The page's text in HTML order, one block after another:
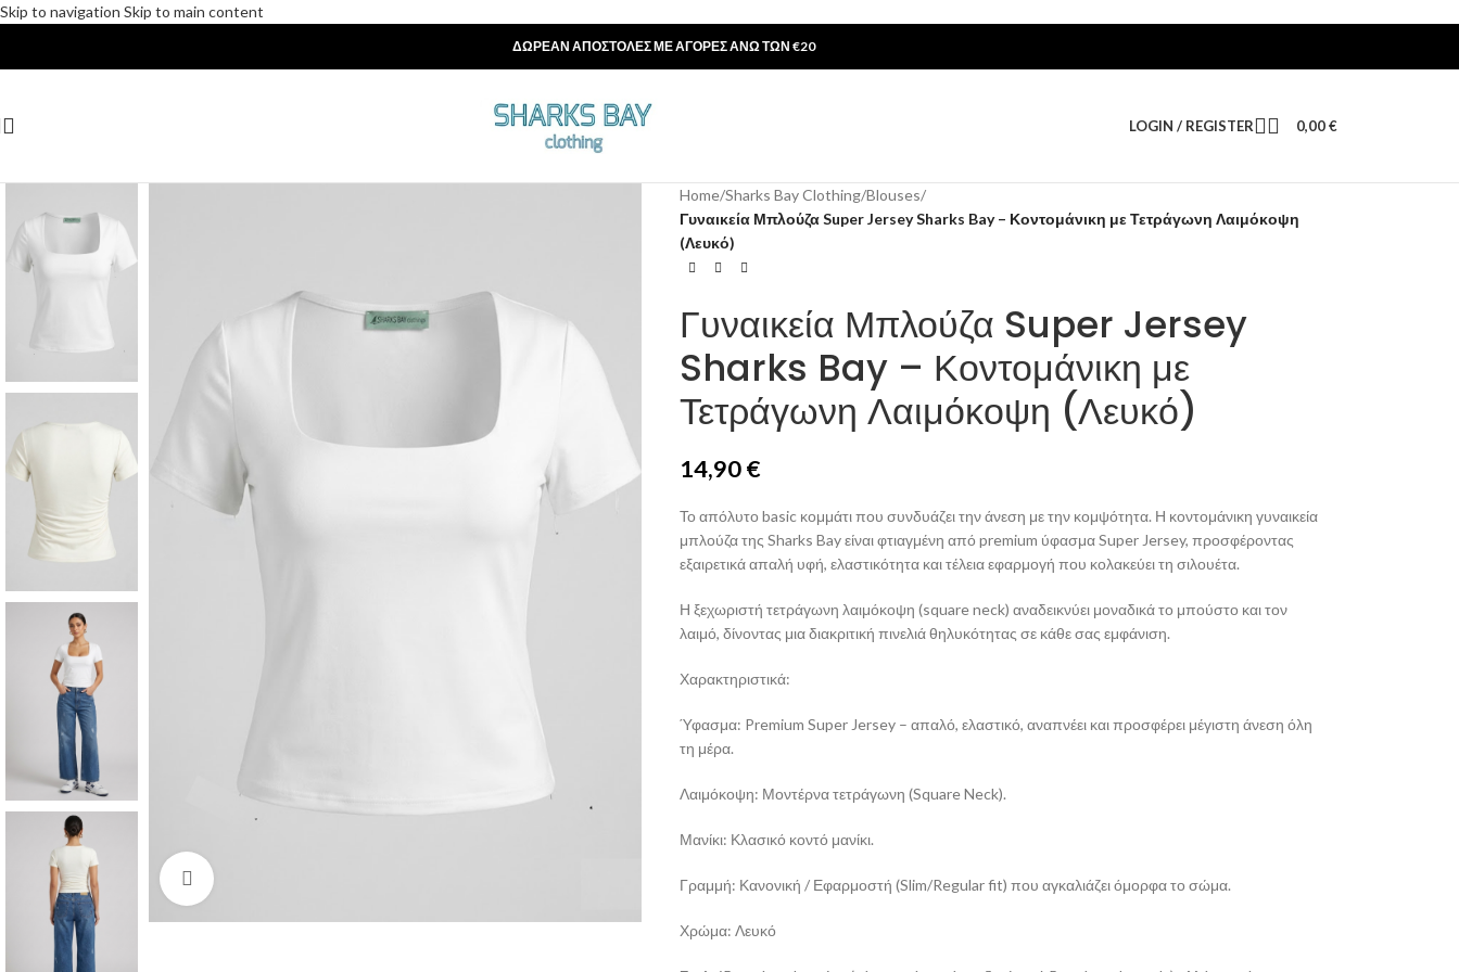
Skip to navigation Skip to main content
ΔΩΡΕΑΝ ΑΠΟΣΤΟΛΕΣ ΜΕ ΑΓΟΡΕΣ ΑΝΩ ΤΩΝ €20
LOGIN / REGISTER 0,00€
Home/Sharks Bay Clothing/Blouses/
Γυναικεία Μπλούζα Super Jersey Sharks Bay – Κοντομάνικη με Τετράγωνη Λαιμόκοψη
(Λευκό)
Γυναικεία Μπλούζα Super Jersey
Sharks Bay – Κοντομάνικη με
Τετράγωνη Λαιμόκοψη (Λευκό)
14,90€
Το απόλυτο basic κομμάτι που συνδυάζει την άνεση με την κομψότητα. Η κοντομάνικη γυναικεία
μπλούζα της Sharks Bay είναι φτιαγμένη από premium ύφασμα Super Jersey, προσφέροντας
εξαιρετικά απαλή υφή, ελαστικότητα και τέλεια εφαρμογή που κολακεύει τη σιλουέτα.
Η ξεχωριστή τετράγωνη λαιμόκοψη (square neck) αναδεικνύει μοναδικά το μπούστο και τον
λαιμό, δίνοντας μια διακριτική πινελιά θηλυκότητας σε κάθε σας εμφάνιση.
Χαρακτηριστικά:
Ύφασμα: Premium Super Jersey – απαλό, ελαστικό, αναπνέει και προσφέρει μέγιστη άνεση όλη
τη μέρα.
Λαιμόκοψη: Μοντέρνα τετράγωνη (Square Neck).
Μανίκι: Κλασικό κοντό μανίκι.
Γραμμή: Κανονική / Εφαρμοστή (Slim/Regular fit) που αγκαλιάζει όμορφα το σώμα.
Χρώμα: Λευκό